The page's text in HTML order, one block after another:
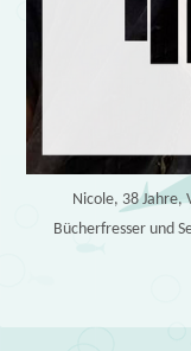
Nicole, 38 Jahre,
Bücherfresser und